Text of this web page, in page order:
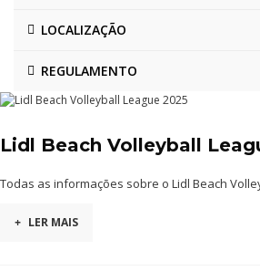
LOCALIZAÇÃO
REGULAMENTO
Lidl Beach Volleyball
Todas as informações sobre o Lidl Beach
+ LER MAIS